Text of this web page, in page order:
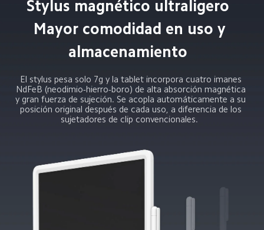
Stylus magnético ultraligero
Mayor comodidad en uso y
almacenamiento
El stylus pesa solo 7g y la tablet incorpora cuatro imanes
NdFeB (neodimio-hierro-boro) de alta absorción magnética
y gran fuerza de sujeción. Se acopla automáticamente a su
posición original después de cada uso, a diferencia de los
sujetadores de clip convencionales.